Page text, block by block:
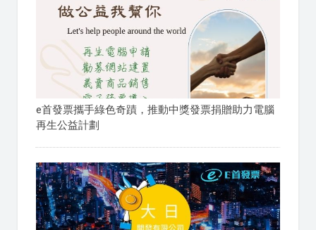
e首發票攜手綠色奇蹟，推動中獎發票捐贈助力電腦
再生公益計劃